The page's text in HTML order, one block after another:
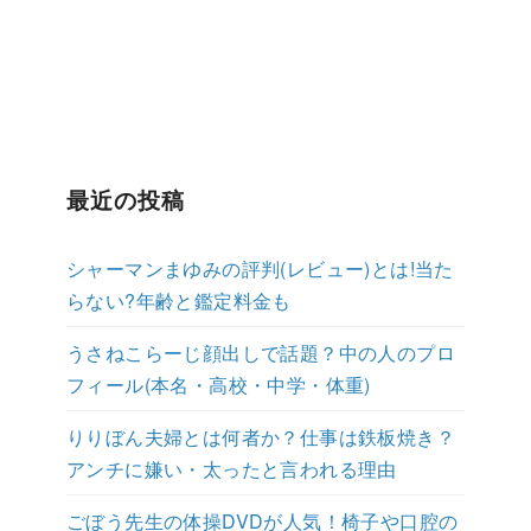
最近の投稿
シャーマンまゆみの評判(レビュー)とは!当た
らない?年齢と鑑定料金も
うさねこらーじ顔出しで話題？中の人のプロ
フィール(本名・高校・中学・体重)
りりぼん夫婦とは何者か？仕事は鉄板焼き？
アンチに嫌い・太ったと言われる理由
ごぼう先生の体操DVDが人気！椅子や口腔の